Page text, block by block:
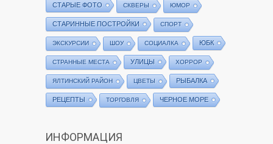
СТАРЫЕ ФОТО СКВЕРЫ ЮМОР
СТАРИННЫЕ ПОСТРОЙКИ СПОРТ
ЭКСКУРСИИ ШОУ СОЦИАЛКА ЮБК
СТРАННЫЕ МЕСТА УЛИЦЫ ХОРРОР
ЯЛТИНСКИЙ РАЙОН ЦВЕТЫ РЫБАЛКА
РЕЦЕПТЫ ТОРГОВЛЯ ЧЕРНОЕ МОРЕ
ИНФОРМАЦИЯ